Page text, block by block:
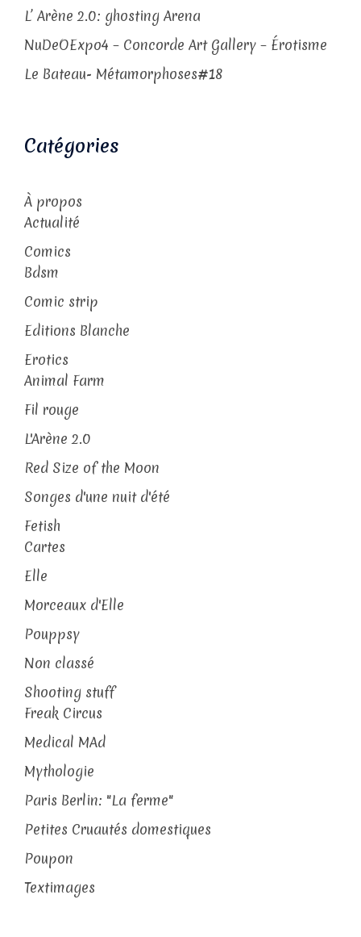
L’ Arène 2.0: ghosting Arena
NuDeOExpo4 – Concorde Art Gallery – Érotisme
Le Bateau- Métamorphoses#18
Catégories
À propos
Actualité
Comics
Bdsm
Comic strip
Editions Blanche
Erotics
Animal Farm
Fil rouge
L'Arène 2.0
Red Size of the Moon
Songes d'une nuit d'été
Fetish
Cartes
Elle
Morceaux d'Elle
Pouppsy
Non classé
Shooting stuff
Freak Circus
Medical MAd
Mythologie
Paris Berlin: "La ferme"
Petites Cruautés domestiques
Poupon
Textimages